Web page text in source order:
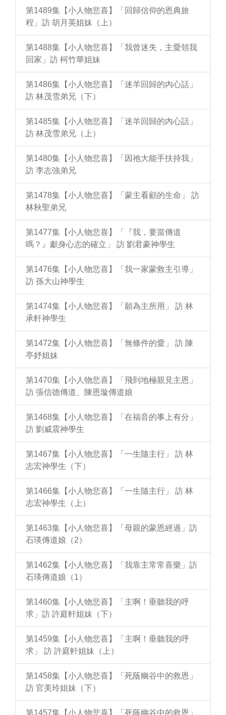
第1489集【小人物悲喜】「回歸信仰的恩典旅
程」訪 胡月英姐妹（上）
第1488集【小人物悲喜】「我曾迷失，主愛領我
回家」訪 柯竹華姐妹
第1486集【小人物悲喜】「迷羊回歸的內心話」
訪 林茂雪弟兄（下）
第1485集【小人物悲喜】「迷羊回歸的內心話」
訪 林茂雪弟兄（上）
第1480集【小人物悲喜】「因祂大能手扶持我」
訪 李志強弟兄
第1478集【小人物悲喜】「蒙主看顧的生命」 訪
林秋聖弟兄
第1477集【小人物悲喜】「『我，要當傳道
嗎？』獻身心志的確立」 訪 劉君豪神學生
第1476集【小人物悲喜】「我一家蒙救主引導」
訪 孫大山神學生
第1474集【小人物悲喜】「願為主所用」 訪 林
承軒神學生
第1472集【小人物悲喜】「無條件的愛」 訪 陳
亭妤姐妹
第1470集【小人物悲喜】「飛到地極親見主恩」
訪 張信德傳道、陳恩璇傳道娘
第1468集【小人物悲喜】「在福音的事上有分」
訪 劉威震神學生
第1467集【小人物悲喜】「一生隨主行」 訪 林
志宏神學生（下）
第1466集【小人物悲喜】「一生隨主行」 訪 林
志宏神學生（上）
第1463集【小人物悲喜】「母親的蒙恩經過」訪
石瑛傳道娘（2）
第1462集【小人物悲喜】「我靠主常常喜樂」訪
石瑛傳道娘（1）
第1460集【小人物悲喜】「主啊！垂聽我的呼
求」訪 許庭軒姐妹（下）
第1459集【小人物悲喜】「主啊！垂聽我的呼
求」 訪 許庭軒姐妹（上）
第1458集【小人物悲喜】「死蔭幽谷中的救恩」
訪 官美玲姐妹（下）
第1457集【小人物悲喜】「死蔭幽谷中的救恩」